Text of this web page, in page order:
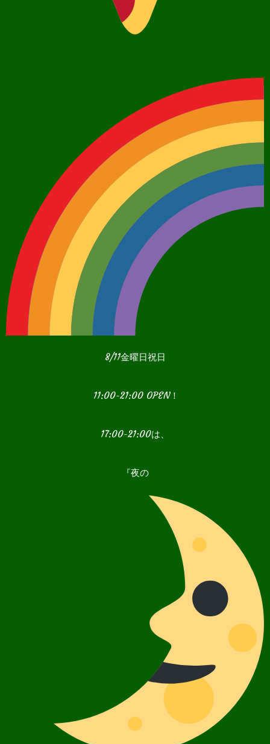
8/11金曜日祝日
11:00-21:00 OPEN！
17:00-21:00は、
『夜の